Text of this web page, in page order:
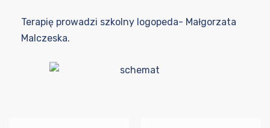
Terapię prowadzi szkolny logopeda- Małgorzata
Malczeska.